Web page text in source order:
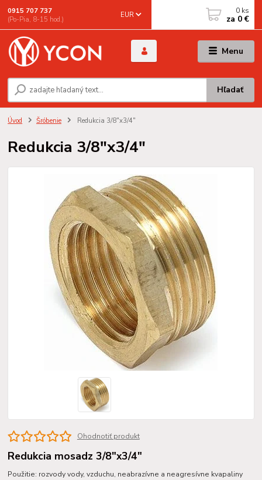
Menu
EUR
Hľadať
0915 707 737
(Po-Pia, 8-15 hod.)
0 ks
za 0 €
Úvod Šróbenie Redukcia 3/8"x3/4"
Redukcia 3/8"x3/4"
Ohodnotiť produkt
Redukcia mosadz 3/8"x3/4"
Použitie: rozvody vody, vzduchu, neabrazívne a neagresívne kvapaliny